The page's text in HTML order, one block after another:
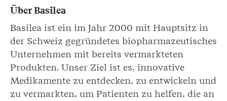
Über Basilea
Basilea ist ein im Jahr 2000 mit Hauptsitz in
der Schweiz gegründetes biopharmazeutisches
Unternehmen mit bereits vermarkteten
Produkten. Unser Ziel ist es, innovative
Medikamente zu entdecken, zu entwickeln und
zu vermarkten, um Patienten zu helfen, die an